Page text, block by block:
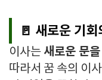
🚪 새로운 기회
이사는 새로운 문
따라서 꿈 속의 이